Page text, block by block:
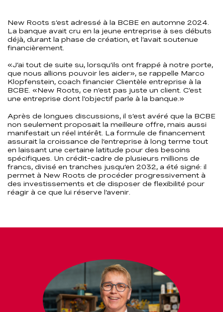
New Roots s’est adressé à la BCBE en automne 2024.
La banque avait cru en la jeune entreprise à ses débuts
déjà, durant la phase de création, et l’avait soutenue
financièrement.
«J’ai tout de suite su, lorsqu’ils ont frappé à notre porte,
que nous allions pouvoir les aider», se rappelle Marco
Klopfenstein, coach financier Clientèle entreprise à la
BCBE. «New Roots, ce n’est pas juste un client. C’est
une entreprise dont l’objectif parle à la banque.»
Après de longues discussions, il s’est avéré que la BCBE
non seulement proposait la meilleure offre, mais aussi
manifestait un réel intérêt. La formule de financement
assurait la croissance de l’entreprise à long terme tout
en laissant une certaine latitude pour des besoins
spécifiques. Un crédit-cadre de plusieurs millions de
francs, divisé en tranches jusqu’en 2032, a été signé: il
permet à New Roots de procéder progressivement à
des investissements et de disposer de flexibilité pour
réagir à ce que lui réserve l’avenir.